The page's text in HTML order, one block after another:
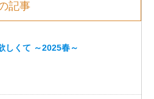
記事
しくて ～2025春～